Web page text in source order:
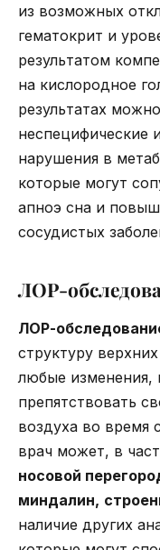
из возможных
гематокрит и
результатом
на кислородное
результатах
неспецифические
нарушения в
которые могут
апноэ сна и
сосудистых
ЛОР-
ЛОР-
структуру
любые изменения,
препятствовать
воздуха во время
врач может, в
носовой
миндалин,
наличие других